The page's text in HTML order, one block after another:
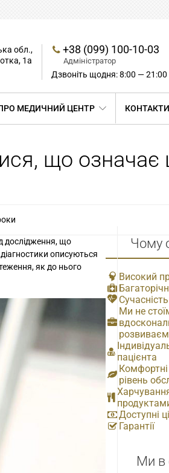
обл.,
1а
+38 (099) 100-10-03
Адміністратор
Дзвоніть щодня: 8:00 — 21:00
МЕДИЧНИЙ ЦЕНТР КОНТАКТИ
що означає
дослідження, що
описуються
як до нього
Чому
Високий
Сучасність
Ми не
пацієнта
рівень
Доступні
Гарантії
Ми в